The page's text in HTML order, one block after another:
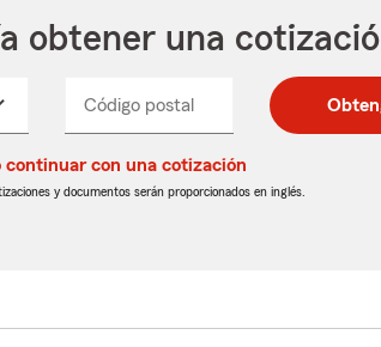
obtener una
Código postal
postal
de
postal
de
_____
continuar con una cotización
y documentos serán proporcionados en inglés.